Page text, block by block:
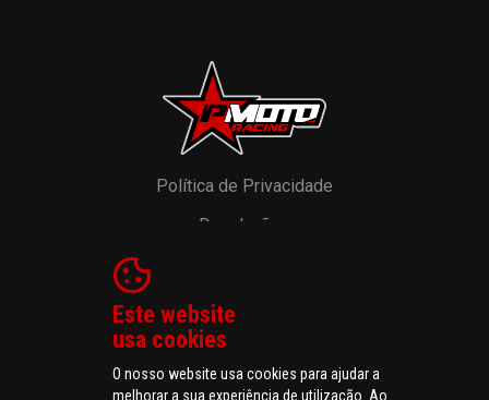
Política de Privacidade
Devoluções
Livro de Reclamações
Este website
usa cookies
O nosso website usa cookies para ajudar a
melhorar a sua experiência de utilização. Ao